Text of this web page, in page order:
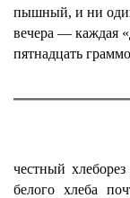
пышный, и ни один
вечера — каждая
пятнадцать
честный
белого хлеба